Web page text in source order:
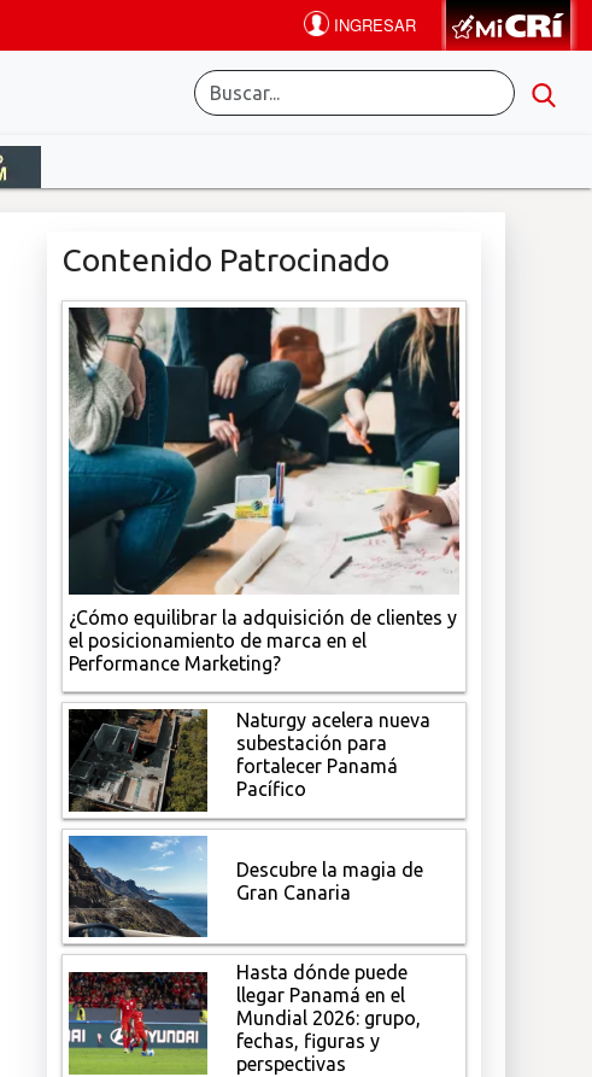
Contenido Patrocinado
¿Cómo equilibrar la adquisición de clientes y
el posicionamiento de marca en el
Performance Marketing?
Naturgy acelera nueva
subestación para
fortalecer Panamá
Pacífico
Descubre la magia de
Gran Canaria
Hasta dónde puede
llegar Panamá en el
Mundial 2026: grupo,
fechas, figuras y
perspectivas